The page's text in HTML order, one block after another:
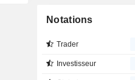
Notations
Trader
Investisseur